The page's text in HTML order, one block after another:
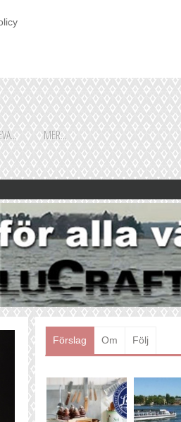
MER...
Förslag Om Följ
Shoppingguiden är främst
framtagen för vår huvudstads
besökare